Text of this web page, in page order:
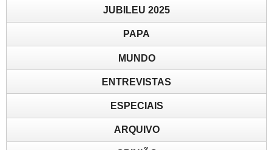
JUBILEU 2025
PAPA
MUNDO
ENTREVISTAS
ESPECIAIS
ARQUIVO